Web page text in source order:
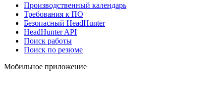
Производственный календарь
Требования к ПО
Безопасный HeadHunter
HeadHunter API
Поиск работы
Поиск по резюме
Мобильное приложение